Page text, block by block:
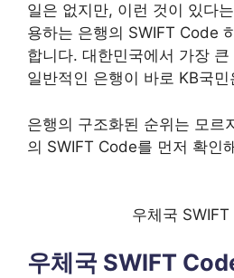
일은 없지만, 이런 것이 있다
용하는 은행의 SWIFT Code
합니다. 대한민국에서 가장
일반적인 은행이 바로 KB국민
은행의 구조화된 순위는 모르
의 SWIFT Code를 먼저 확인
우체국
우체국 SWIFT